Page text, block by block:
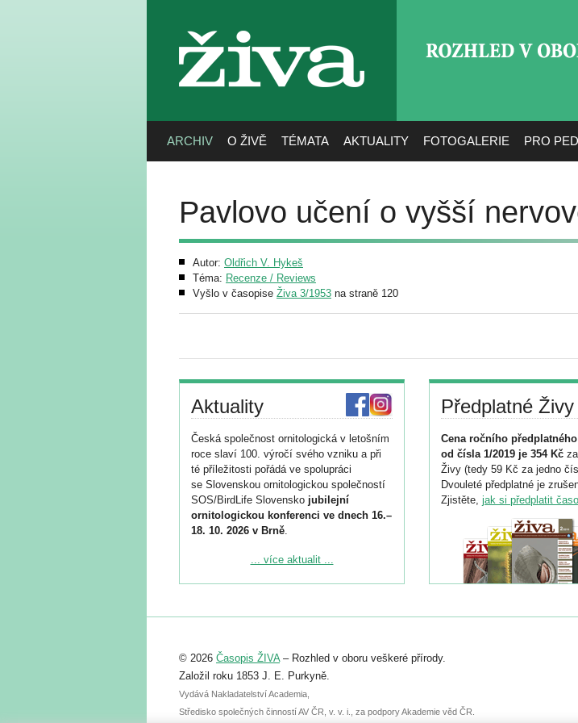
živa
ARCHIV O ŽIVĚ TÉMATA AKTUALITY FOTOGALERIE PRO
Pavlovo učení o vyšší
Autor: Oldřich V. Hykeš
Téma: Recenze / Reviews
Vyšlo v časopise Živa 3/1953 na straně 120
Aktuality
Česká společnost ornitologická v letošním
roce slaví 100. výročí svého vzniku a při
té příležitosti pořádá ve spolupráci
se Slovenskou ornitologickou společností
SOS/BirdLife Slovensko jubilejní
ornitologickou konferenci ve dnech 16.–
18. 10. 2026 v Brně.
Podrobnější informace ke konferenci
Registrovat se můžete do 6. září.
abstraktu přihlášené přednášky nebo
posteru je už 30. června.
... více aktualit ...
Předplatné Živy
Cena ročního předplatného
od čísla 1/2019 je 354 Kč
Živy (tedy 59 Kč za jedno
Dvouleté předplatné je
Zjistěte, jak si předplatit
© 2026 Časopis ŽIVA– Rozhled v oboru veškeré přírody.
Založil roku 1853 J. E. Purkyně.
Vydává Nakladatelství Academia,
Středisko společných činností AV ČR, v. v. i., za podpory Akademie věd ČR.